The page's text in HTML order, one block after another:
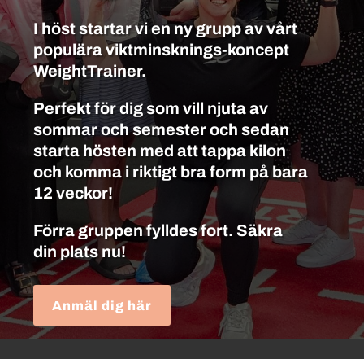
I höst startar vi en ny grupp av vårt
populära viktminsknings-koncept
WeightTrainer.
Perfekt för dig som vill njuta av
sommar och semester och sedan
starta hösten med att tappa kilon
och komma i riktigt bra form på bara
12 veckor!
Förra gruppen fylldes fort. Säkra
din plats nu!
Anmäl dig här